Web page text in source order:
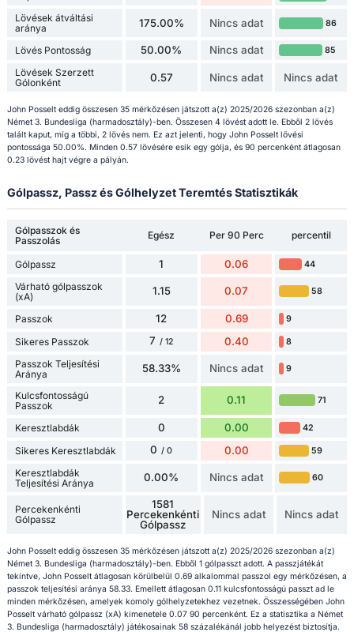
Lövések átváltási
aránya
175.00% Nincs adat 86
Lövés Pontosság 50.00% Nincs adat 85
Lövések Szerzett
Gólonként
0.57 Nincs adat Nincs adat
John Posselt eddig összesen 35 mérkőzésen játszott a(z) 2025/2026 szezonban a(z)
Német 3. Bundesliga (harmadosztály)-ben. Összesen 4 lövést adott le. Ebből 2 lövés
talált kaput, míg a többi, 2 lövés nem. Ez azt jelenti, hogy John Posselt lövési
pontossága 50.00%. Minden 0.57 lövésére esik egy gólja, és 90 percenként átlagosan
0.23 lövést hajt végre a pályán.
Gólpassz, Passz és Gólhelyzet Teremtés Statisztikák
Gólpasszok és
Passzolás
Egész Per 90 Perc percentil
Gólpassz 1 0.06 44
Várható gólpasszok
(xA)
1.15 0.07 58
Passzok 12 0.69 9
Sikeres Passzok 7 / 12 0.40 8
Passzok Teljesítési
Aránya
58.33% Nincs adat 9
Kulcsfontosságú
Passzok
2 0.11 71
Keresztlabdák 0 0.00 42
Sikeres Keresztlabdák 0 / 0 0.00 59
Keresztlabdák
Teljesítési Aránya
0.00% Nincs adat 60
Percekenkénti
Gólpassz
1581
Percekenkénti
Gólpassz
Nincs adat Nincs adat
John Posselt eddig összesen 35 mérkőzésen játszott a(z) 2025/2026 szezonban a(z)
Német 3. Bundesliga (harmadosztály)-ben. Ebből 1 gólpasszt adott. A passzjátékát
tekintve, John Posselt átlagosan körülbelül 0.69 alkalommal passzol egy mérkőzésen, a
passzok teljesítési aránya 58.33. Emellett átlagosan 0.11 kulcsfontosságú passzt ad le
minden mérkőzésen, amelyek komoly gólhelyzetekhez vezetnek. Összességében John
Posselt várható gólpassz (xA) kimenetele 0.07 90 percenként. Ez a statisztika a Német
3. Bundesliga (harmadosztály) játékosainak 58 százalékánál jobb helyezést biztosítja.